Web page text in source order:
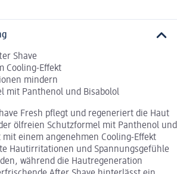
Shave
Cooling-Effekt
mindern
mit Panthenol und Bisabolol
Fresh pflegt und regeneriert die Haut
ölfreien Schutzformel mit Panthenol und
mit einem angenehmen Cooling-Effekt
Hautirritationen und Spannungsgefühle
während die Hautregeneration